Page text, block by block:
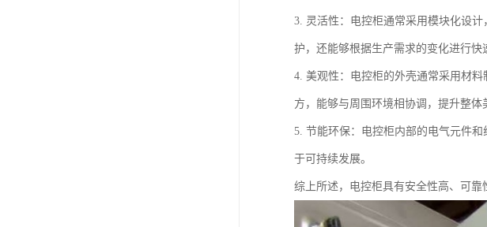
3. 灵活性：电控柜通常采用模块化设
护，还能够根据生产需求的变化进行快
4. 美观性：电控柜的外壳通常采用材
方，能够与周围环境相协调，提升整体
5. 节能环保：电控柜内部的电气元件
于可持续发展。
综上所述，电控柜具有安全性高、可靠